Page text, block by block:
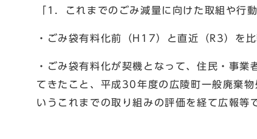
「1．これまでのごみ減量に向けた取組や行
・ごみ袋有料化前（H17）と直近（R3）を
・ごみ袋有料化が契機となって、住民・事
てきたこと、平成30年度の広陵町一般廃棄
いうこれまでの取り組みの評価を経て広報等